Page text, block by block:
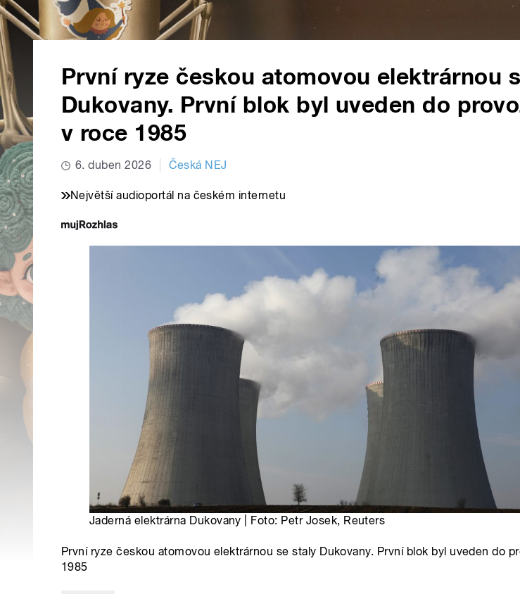
První ryze českou atomovou elektrárnou
Dukovany. První blok byl uveden do
v roce 1985
6. duben 2026 Česká NEJ
Největší audioportál na českém internetu
Jaderná elektrárna Dukovany | Foto: Petr Josek, Reuters
První ryze českou atomovou elektrárnou se staly Dukovany. První blok byl uveden do
1985